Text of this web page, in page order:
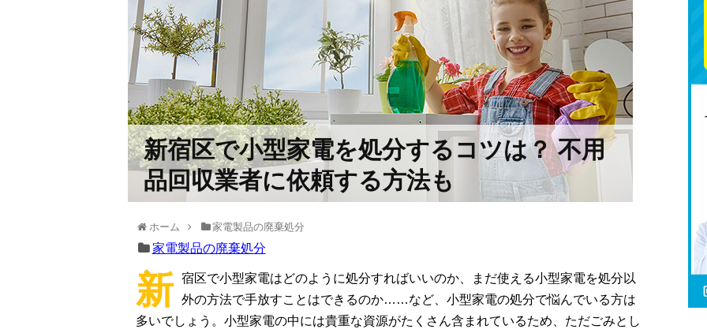
新宿区で小型家電を処分するコツは？ 不用
品回収業者に依頼する方法も
ホーム 家電製品の廃棄処分
家電製品の廃棄処分
新 宿区で小型家電はどのように処分すればいいのか、まだ使える小型家電を処分以
外の方法で手放すことはできるのか……など、小型家電の処分で悩んでいる方は
多いでしょう。小型家電の中には貴重な資源がたくさん含まれているため、ただごみとし